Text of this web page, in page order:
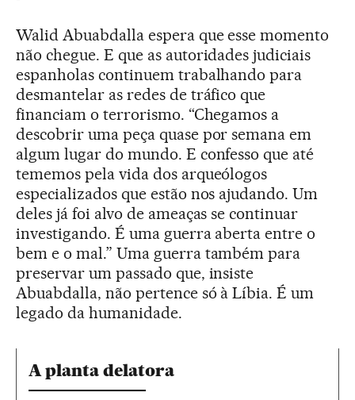
Walid Abuabdalla espera que esse momento
não chegue. E que as autoridades judiciais
espanholas continuem trabalhando para
desmantelar as redes de tráfico que
financiam o terrorismo. “Chegamos a
descobrir uma peça quase por semana em
algum lugar do mundo. E confesso que até
tememos pela vida dos arqueólogos
especializados que estão nos ajudando. Um
deles já foi alvo de ameaças se continuar
investigando. É uma guerra aberta entre o
bem e o mal.” Uma guerra também para
preservar um passado que, insiste
Abuabdalla, não pertence só à Líbia. É um
legado da humanidade.
A planta delatora